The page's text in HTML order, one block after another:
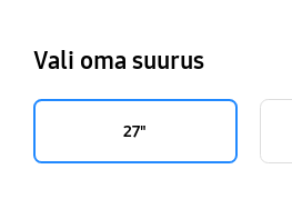
Vali oma suurus
27"